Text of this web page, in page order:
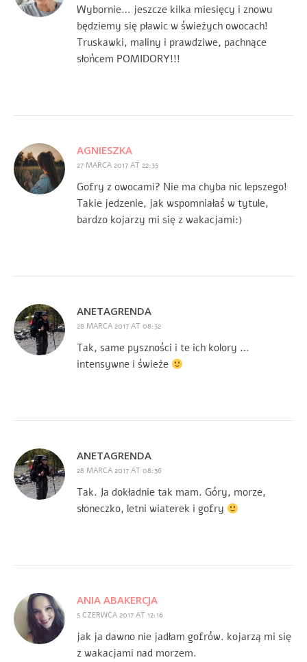
Wybornie… jeszcze kilka miesięcy i znowu
będziemy się pławic w świeżych owocach!
Truskawki, maliny i prawdziwe, pachnące
słońcem POMIDORY!!!
AGNIESZKA
27 MARCA 2017 AT 22:35
Gofry z owocami? Nie ma chyba nic lepszego!
Takie jedzenie, jak wspomniałaś w tytule,
bardzo kojarzy mi się z wakacjami:)
ANETAGRENDA
28 MARCA 2017 AT 08:32
Tak, same pyszności i te ich kolory …
intensywne i świeże
ANETAGRENDA
28 MARCA 2017 AT 08:36
Tak. Ja dokładnie tak mam. Góry, morze,
słoneczko, letni wiaterek i gofry
ANIA ABAKERCJA
5 CZERWCA 2017 AT 12:16
jak ja dawno nie jadłam gofrów. kojarzą mi się
z wakacjami nad morzem.